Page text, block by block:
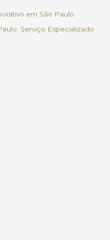
em São Paulo
Serviço Especializado